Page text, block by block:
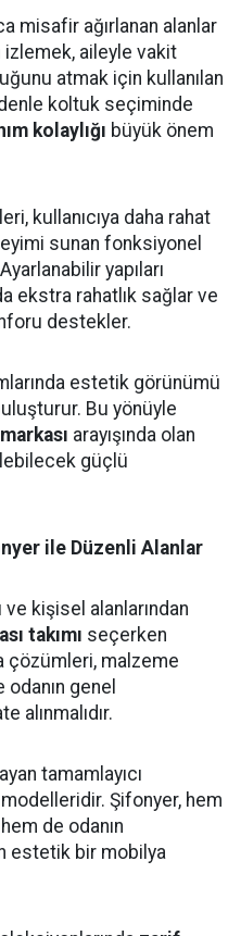
misafir ağırlanan alanlar
aileyle vakit
atmak için kullanılan
koltuk seçiminde
kolaylığı büyük önem
kullanıcıya daha rahat
sunan fonksiyonel
yapıları
ekstra rahatlık sağlar ve
destekler.
estetik görünümü
Bu yönüyle
arayışında olan
güçlü
ile Düzenli Alanlar
kişisel alanlarından
takımı seçerken
çözümleri, malzeme
odanın genel
alınmalıdır.
tamamlayıcı
modelleridir. Şifonyer, hem
de odanın
estetik bir mobilya